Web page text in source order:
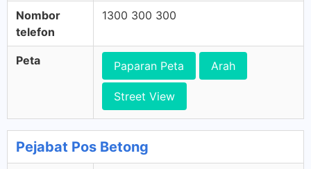
Nombor
telefon
1300 300 300
Peta Paparan Peta Arah
Street View
Pejabat Pos Betong